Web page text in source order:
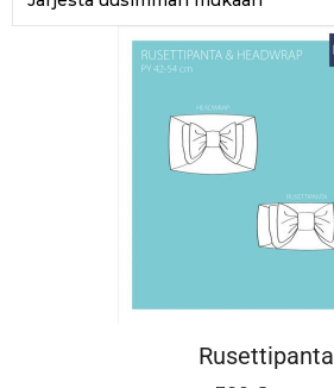
Rusettipanta